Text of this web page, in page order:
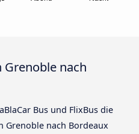
Grenoble nach
Bus und FlixBus die
Grenoble nach Bordeaux